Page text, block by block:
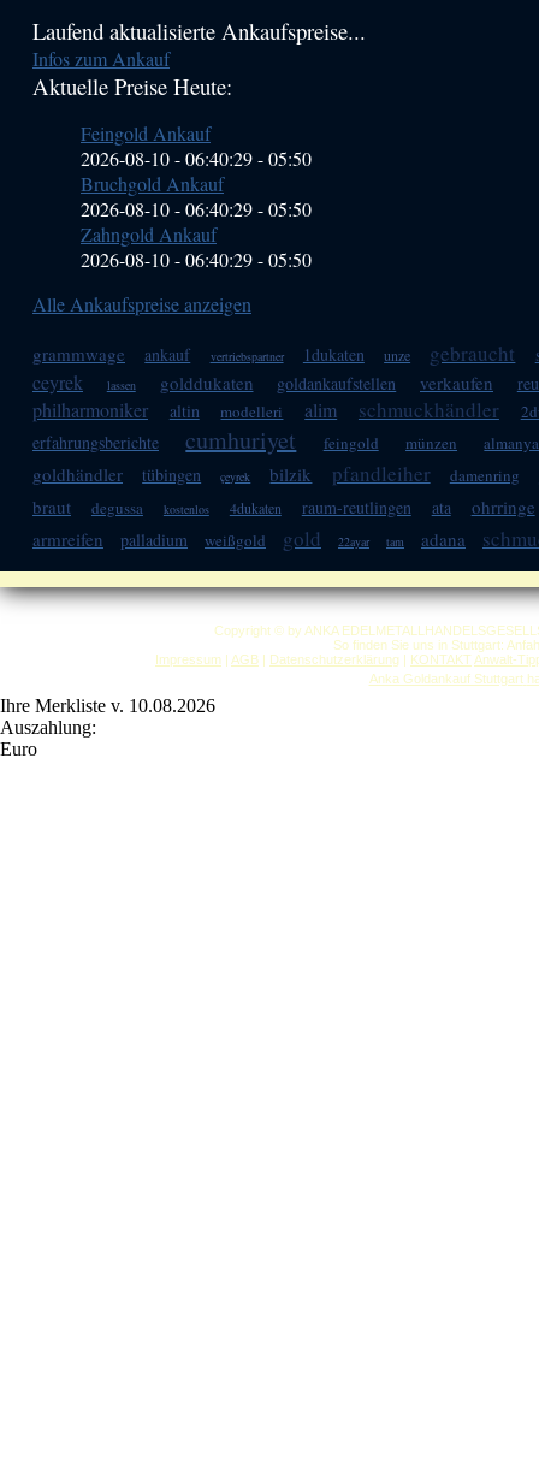
Haupt-
Sidebar
Laufend aktualisierte Ankaufspreise...
Infos zum Ankauf
Aktuelle Preise Heute:
Feingold Ankauf
2026-08-10 - 06:40:29-05:50
Bruchgold Ankauf
2026-08-10 - 06:40:29-05:50
Zahngold Ankauf
2026-08-10 - 06:40:29-05:50
Alle Ankaufspreise anzeigen
grammwage ankauf vertriebspartner 1dukaten unze gebraucht
ceyrek lassen golddukaten goldankaufstellen verkaufen
philharmoniker altin modelleri alim schmuckhändler
erfahrungsberichte cumhuriyet feingold münzen
goldhändler tübingen çeyrek bilzik pfandleiher damenring
braut degussa kostenlos 4dukaten raum-reutlingen ata
ohrringe
armreifen
palladium weißgold gold 22ayar tam adana
Copyright © by ANKA
So finden Sie uns in Stuttgart:
Impressum | AGB | Datenschutzerklärung | KONTAKT Anwalt-
Anka Goldankauf Stuttgart
Ihre Merkliste v. 10.08.2026
Auszahlung:
Euro